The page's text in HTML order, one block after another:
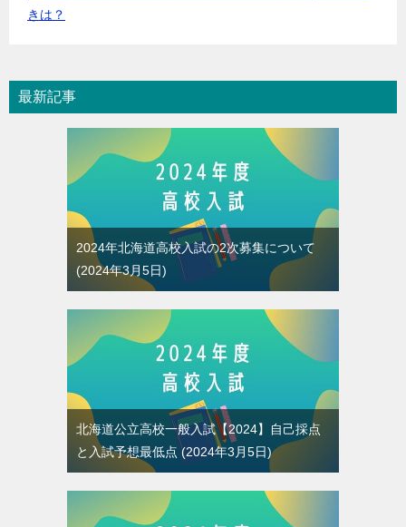
きは？
最新記事
2024年北海道高校入試の2次募集について
2024年3月5日
北海道公立高校一般入試【2024】自己採点
と入試予想最低点
2024年3月5日